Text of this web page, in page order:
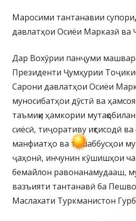
Маросими тантанавии
давлатҳои Осиёи Марказӣ
Дар Вохӯрии панҷуми
Президенти Ҷумҳурии
Сарони давлатҳои Осиёи
муносибатҳои дӯстӣ ва
таъмиқи ҳамкории
сиёсӣ, тиҷоративу иқтисодӣ
манфиатҳо ва ташаббусҳои
ҷаҳонӣ, инчунин кӯшишҳои
бемайлон равонанамудааш,
вазъияти тантанавӣ ба
Маслахати Туркманистон